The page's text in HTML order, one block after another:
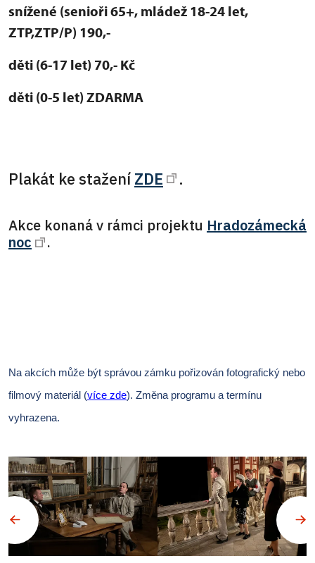
snížené (senioři 65+, mládež 18-24 let,
ZTP,ZTP/P) 190,-
děti (6-17 let) 70,- Kč
děti (0-5 let) ZDARMA
Plakát ke stažení ZDE .
Akce konaná v rámci projektu Hradozámecká
noc
.
Na akcích může být správou zámku pořizován fotografický nebo
filmový materiál (více zde). Změna programu a termínu
vyhrazena.